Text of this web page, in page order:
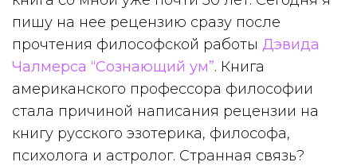
пишу на нее рецензию сразу после
прочтения философской работы Дэвида
Чалмерса “Сознающий ум”. Книга
американского профессора философии
стала причиной написания рецензии на
книгу русского эзотерика, философа,
психолога и астролог. Странная связь?